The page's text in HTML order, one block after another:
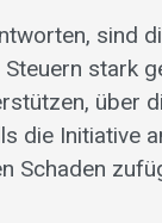
sind
stark
über
die Initiative
Schaden